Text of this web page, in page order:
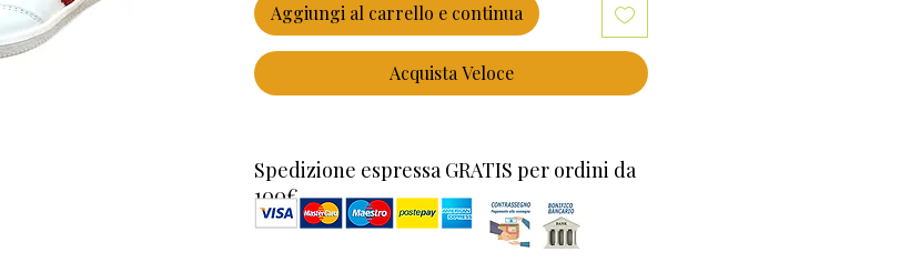
Aggiungi al carrello e continua
Acquista Veloce
Spedizione espressa GRATIS per ordini da
100€